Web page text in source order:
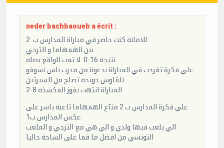
neder bachbaoueb a écrit :
للامانة كنت حاضر في مباراة المدارس ب 2
بين الهمهاما و الترجي
نتيجة 16-0 لا تمت للواقع بصلة
على فكرة تفرجت في المباراة بدعوة من مدرب باش نشوفو
نلقاوش حويجة تصلح من الشيرتين
المباراة انتهت بفوز المكشخة 8-2
على فكرة المدارس ب 2 متاع الهمهاما تاعبة ياسر على
عكس المدارس ب1
الي يلعب فيها ولدي و الي هي مع الترجي و الملعب
التونسي من افضل ما فما على الساحة حاليا